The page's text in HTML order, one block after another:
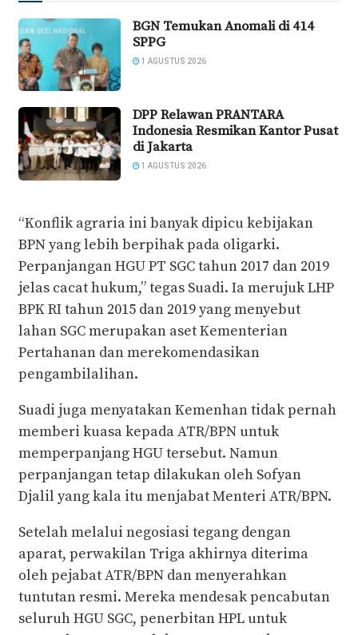
BGN Temukan Anomali di 414
SPPG
1 AGUSTUS 2026
DPP Relawan PRANTARA
Indonesia Resmikan Kantor Pusat
di Jakarta
1 AGUSTUS 2026
“Konflik agraria ini banyak dipicu kebijakan
BPN yang lebih berpihak pada oligarki.
Perpanjangan HGU PT SGC tahun 2017 dan 2019
jelas cacat hukum,” tegas Suadi. Ia merujuk LHP
BPK RI tahun 2015 dan 2019 yang menyebut
lahan SGC merupakan aset Kementerian
Pertahanan dan merekomendasikan
pengambilalihan.
Suadi juga menyatakan Kemenhan tidak pernah
memberi kuasa kepada ATR/BPN untuk
memperpanjang HGU tersebut. Namun
perpanjangan tetap dilakukan oleh Sofyan
Djalil yang kala itu menjabat Menteri ATR/BPN.
Setelah melalui negosiasi tegang dengan
aparat, perwakilan Triga akhirnya diterima
oleh pejabat ATR/BPN dan menyerahkan
tuntutan resmi. Mereka mendesak pencabutan
seluruh HGU SGC, penerbitan HPL untuk